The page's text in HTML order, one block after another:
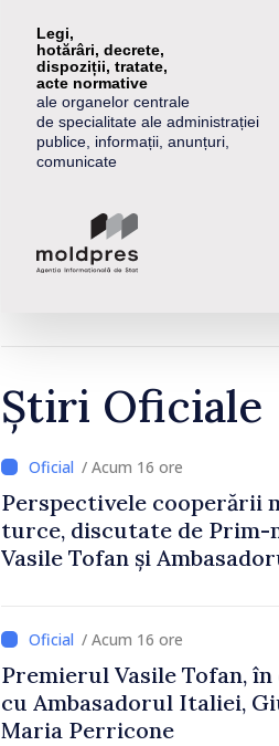
Legi,
hotărâri, decrete,
dispoziții, tratate,
acte normative
ale organelor centrale
de specialitate ale administrației
publice, informații, anunțuri,
comunicate
Știri Oficiale
/ Acum 16 ore
Perspectivele cooperării
turce, discutate de
Vasile Tofan și
/ Acum 16 ore
Premierul Vasile Tofan,
cu Ambasadorul Italiei,
Maria Perricone